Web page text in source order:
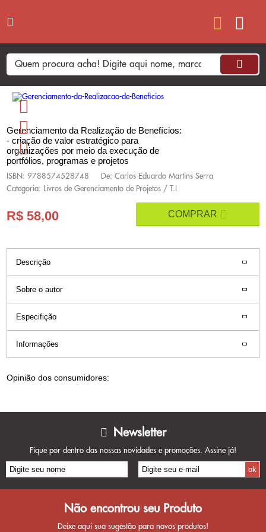
Gerenciamento da Realização de Benefícios:
- criação de valor estratégico para
organizações por meio da execução de
portfólios, programas e projetos
ISBN: 9788574528748
De: Carlos Eduardo Martins Serra
Categoria: Livros de Gerenciamento de Projetos / T.I
R$ 58,00
Descrição
Sobre o autor
Especifição
Informações
Opinião dos consumidores:
Newsletter
Fique por dentro das nossas novidades e promoções. Assine já!
Não encontrou seu Produto
Deixe aqui sua sugestão para novos produtos!